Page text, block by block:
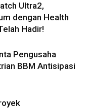
Ultra2,
dengan Health
Hadir!
Pengusaha
BBM Antisipasi